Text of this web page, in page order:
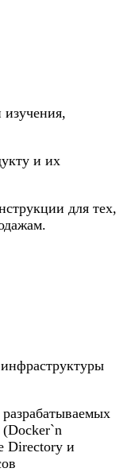
и их
для тех,
Directory и